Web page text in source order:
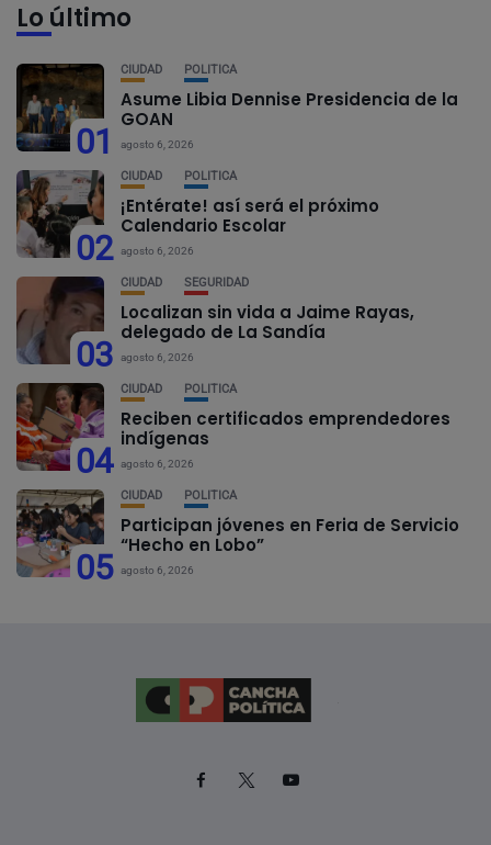
Lo último
01
CIUDAD POLÍTICA
Asume Libia Dennise Presidencia de la
GOAN
agosto 6, 2026
02
CIUDAD POLÍTICA
¡Entérate! así será el próximo
Calendario Escolar
agosto 6, 2026
03
CIUDAD SEGURIDAD
Localizan sin vida a Jaime Rayas,
delegado de La Sandía
agosto 6, 2026
04
CIUDAD POLÍTICA
Reciben certificados emprendedores
indígenas
agosto 6, 2026
05
CIUDAD POLÍTICA
Participan jóvenes en Feria de Servicio
“Hecho en Lobo”
agosto 6, 2026